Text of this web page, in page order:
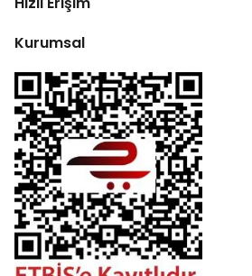
Kurumsal